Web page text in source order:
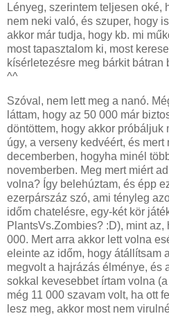
Lényeg, szerintem teljesen oké,
nem neki való, és szuper, hogy
akkor már tudja, hogy kb. mi
most tapasztalom ki, most
kísérletezésre meg bárkit bátran
^^
Szóval, nem lett meg a nanó.
láttam, hogy az 50 000 már
döntöttem, hogy akkor próbáljuk
úgy, a verseny kedvéért, és
decemberben, hogyha minél
novemberben. Meg mert miért
volna? Így belehúztam, és épp
ezerpárszáz szó, ami tényleg
időm chatelésre, egy-két kör
PlantsVs.Zombies? :D), mint az,
000. Mert arra akkor lett volna
eleinte az időm, hogy átállítsam
megvolt a hajrázás élménye, és
sokkal kevesebbet írtam volna
még 11 000 szavam volt, ha ott
lesz meg, akkor most nem